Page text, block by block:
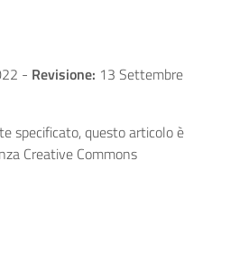
- Revisione: 13 Settembre
specificato, questo articolo è
Creative Commons